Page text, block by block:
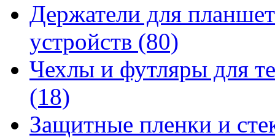
Держатели для
устройств (80)
Чехлы и футляры для
(18)
Защитные пленки и